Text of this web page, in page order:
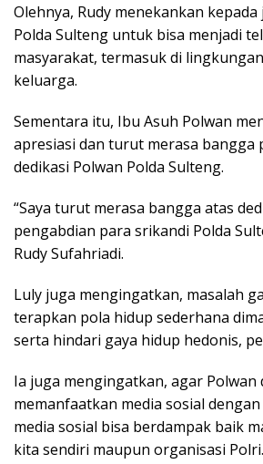
Olehnya, Rudy menekankan
Polda Sulteng untuk bisa menjadi
masyarakat, termasuk di
keluarga.
Sementara itu, Ibu Asuh Polwan
apresiasi dan turut merasa bangga
dedikasi Polwan Polda Sulteng.
“Saya turut merasa bangga atas
pengabdian para srikandi Polda
Rudy Sufahriadi.
Luly juga mengingatkan, masalah
terapkan pola hidup sederhana
serta hindari gaya hidup hedonis,
Ia juga mengingatkan, agar Polwan
memanfaatkan media sosial
media sosial bisa berdampak baik
kita sendiri maupun organisasi Polri.